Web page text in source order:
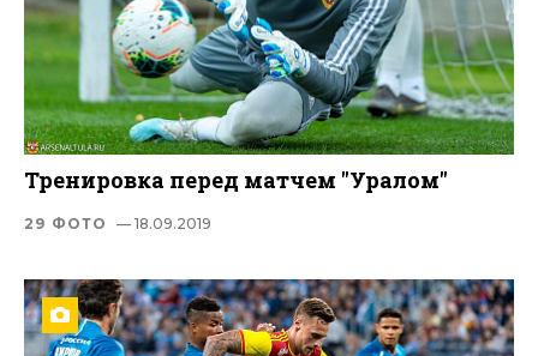
Тренировка перед матчем "Уралом"
29 ФОТО — 18.09.2019